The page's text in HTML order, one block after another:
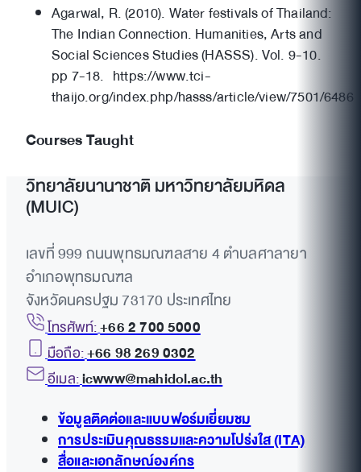
Agarwal, R. (2010). Water festivals of Thailand:
The Indian Connection. Humanities, Arts and
Social Sciences Studies (HASSS). Vol. 9-10.
pp 7-18. https://www.tci-
thaijo.org/index.php/hasss/article/view/7501/6486
Courses Taught
วิทยาลัยนานาชาติ มหาวิทยาลัยมหิดล
(MUIC)
เลขที่ 999 ถนนพุทธมณฑลสาย 4 ตำบลศาลายา
อำเภอพุทธมณฑล
จังหวัดนครปฐม 73170 ประเทศไทย
โทรศัพท์:+66 2 700 5000
มือถือ:+66 98 269 0302
อีเมล:icwww@mahidol.ac.th
ข้อมูลติดต่อและแบบฟอร์มเยี่ยมชม
การประเมินคุณธรรมและความโปร่งใส (ITA)
สื่อและเอกลักษณ์องค์กร